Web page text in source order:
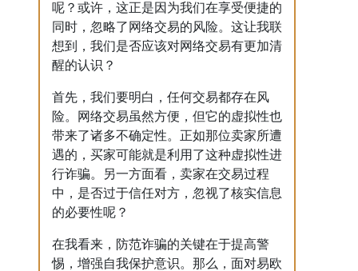
呢？或许，这正是因为我们在享受便捷的
同时，忽略了网络交易的风险。这让我联
想到，我们是否应该对网络交易有更加清
醒的认识？
首先，我们要明白，任何交易都存在风
险。网络交易虽然方便，但它的虚拟性也
带来了诸多不确定性。正如那位卖家所遭
遇的，买家可能就是利用了这种虚拟性进
行诈骗。另一方面看，卖家在交易过程
中，是否过于信任对方，忽视了核实信息
的必要性呢？
在我看来，防范诈骗的关键在于提高警
惕，增强自我保护意识。那么，面对易欧